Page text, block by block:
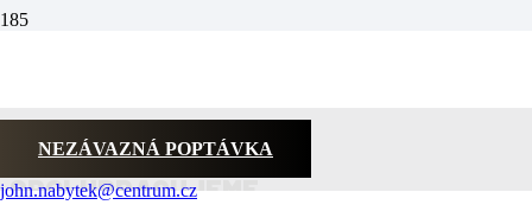
NEZÁVAZNÁ POPTÁVKA
john.nabytek@centrum.cz
SPOLUPRACUJEME